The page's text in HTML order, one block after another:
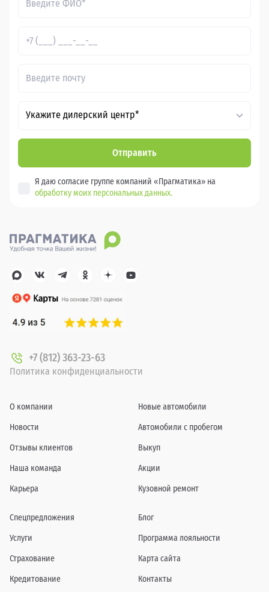
Укажите дилерский центр*
Отправить
Я даю согласие группе компаний «Прагматика» на
обработку моих персональных данных.
+7 (812) 363-23-63
Политика конфиденциальности
О компании
Новости
Отзывы клиентов
Наша команда
Карьера
Новые автомобили
Автомобили с пробегом
Выкуп
Акции
Кузовной ремонт
Спецпредложения
Услуги
Страхование
Кредитование
Блог
Программа лояльности
Карта сайта
Контакты